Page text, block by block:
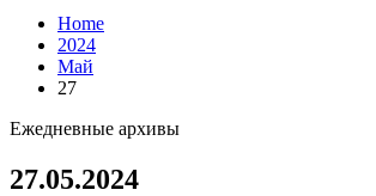
Home
2024
Май
27
Ежедневные архивы
27.05.2024